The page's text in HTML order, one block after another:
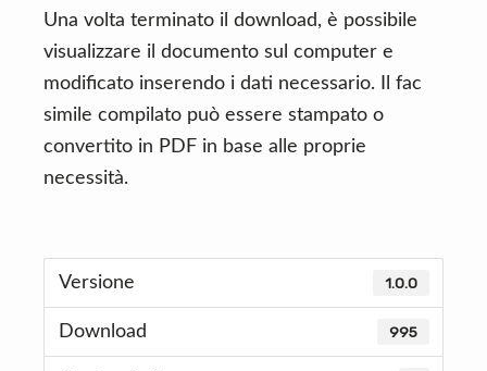
Una volta terminato il download, è possibile
visualizzare il documento sul computer e
modificato inserendo i dati necessario. Il fac
simile compilato può essere stampato o
convertito in PDF in base alle proprie
necessità.
Versione 1.0.0
Download 995